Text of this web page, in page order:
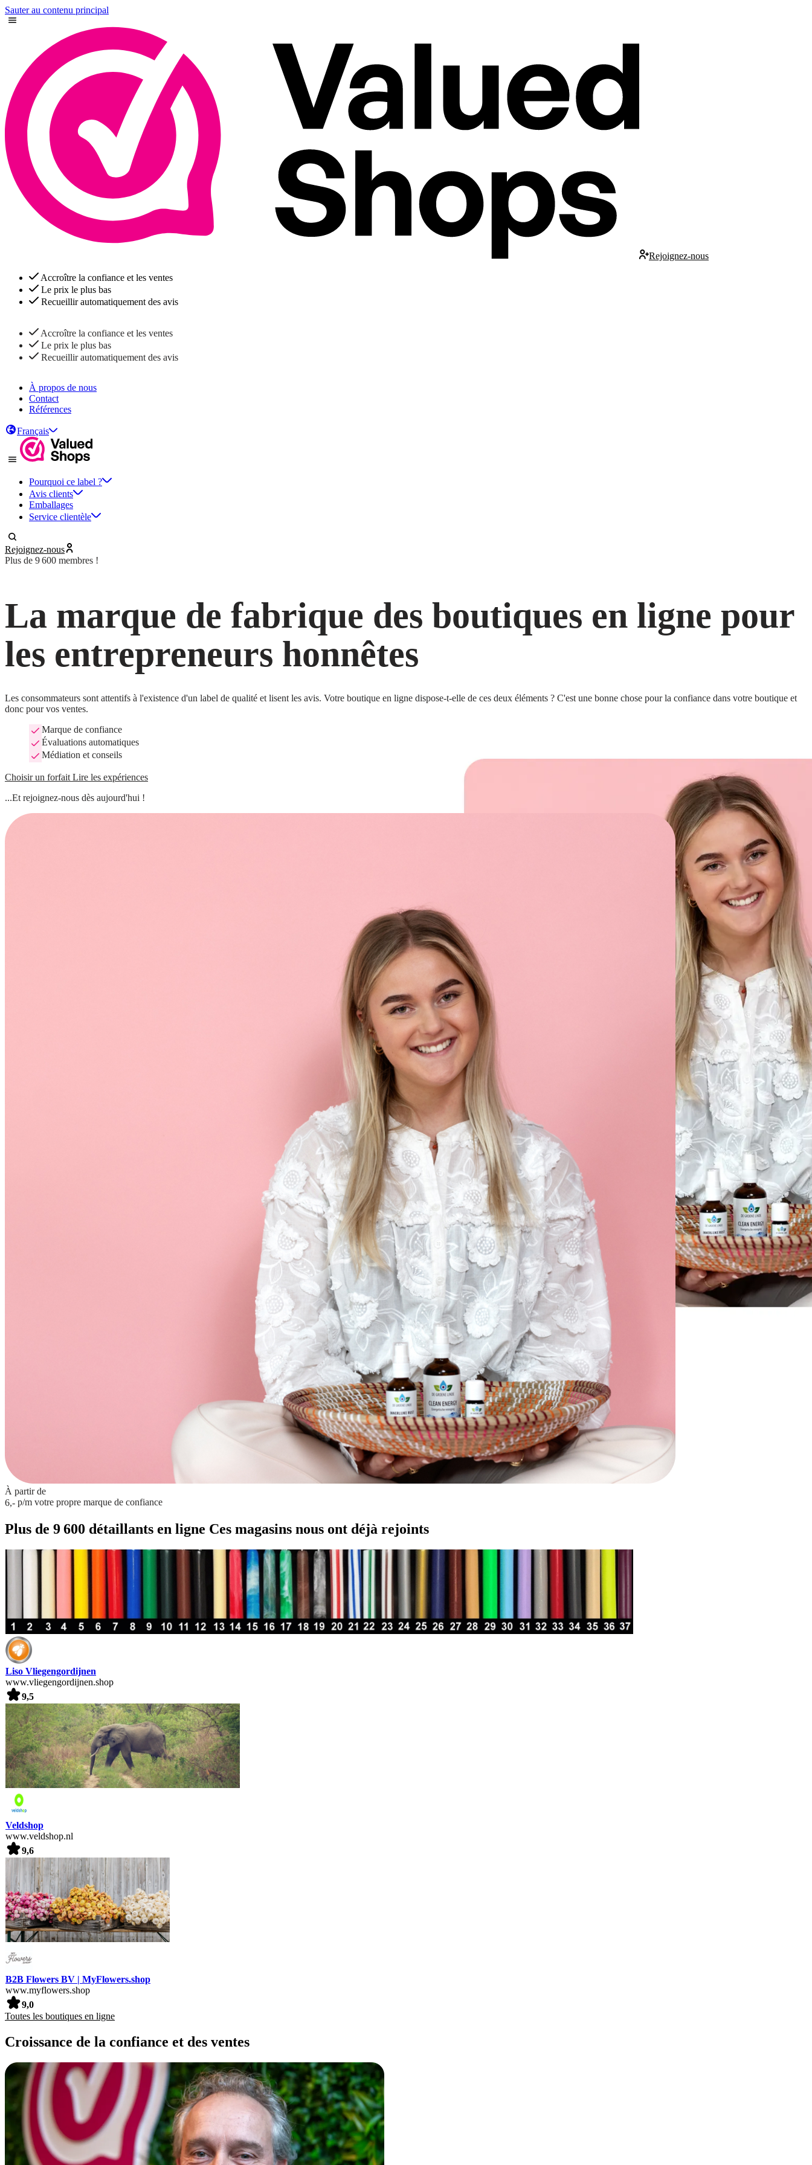
Sauter au contenu principal
Rejoignez-nous
Accroître la confiance et les ventes
Le prix le plus bas
Recueillir automatiquement des avis
Accroître la confiance et les ventes
Le prix le plus bas
Recueillir automatiquement des avis
À propos de nous
Contact
Références
Français
Pourquoi ce label ?
Avis clients
Emballages
Service clientèle
Rejoignez-nous
Plus de 9 600 membres !
La marque de fabrique des boutiques en ligne pour
les entrepreneurs honnêtes
Les consommateurs sont attentifs à l'existence d'un label de qualité et lisent les avis. Votre boutique en ligne dispose-t-elle de ces deux éléments ? C'est une bonne chose pour la confiance dans votre boutique et
donc pour vos ventes.
Marque de confiance
Évaluations automatiques
Médiation et conseils
Choisir un forfait Lire les expériences
...Et rejoignez-nous dès aujourd'hui !
À partir de
6,- p/m votre propre marque de confiance
Plus de 9 600 détaillants en ligne Ces magasins nous ont déjà rejoints
Liso Vliegengordijnen
www.vliegengordijnen.shop
9,5
Veldshop
www.veldshop.nl
9,6
B2B Flowers BV | MyFlowers.shop
www.myflowers.shop
9,0
Toutes les boutiques en ligne
Croissance de la confiance et des ventes